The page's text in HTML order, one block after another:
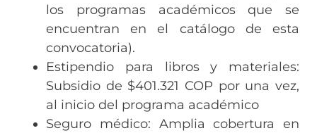
los programas académicos que se
encuentran en el catálogo de esta
convocatoria).
Estipendio para libros y materiales:
Subsidio de $401.321 COP por una vez,
al inicio del programa académico
Seguro médico: Amplia cobertura en